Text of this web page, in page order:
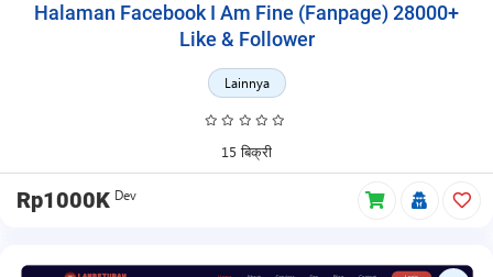
Halaman Facebook I Am Fine (Fanpage) 28000+
Like & Follower
Lainnya
15 बिक्री
Rp1000K Dev